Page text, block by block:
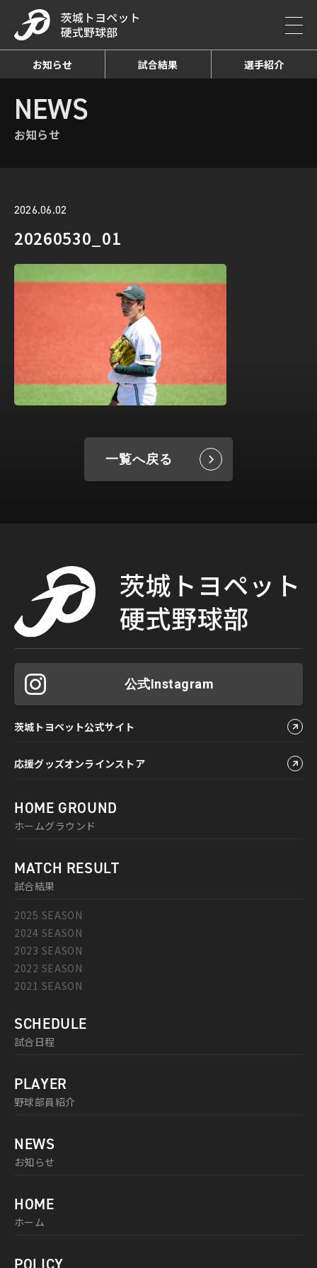
お知らせ 試合結果 選手紹介
HOME お知らせ詳細
NEWS
お知らせ
2026.06.02
20260530_01
一覧へ戻る
公式Instagram
茨城トヨペット公式サイト
応援グッズオンラインストア
HOME GROUND
ホームグラウンド
MATCH RESULT
試合結果
2025 SEASON
2024 SEASON
2023 SEASON
2022 SEASON
2021 SEASON
SCHEDULE
試合日程
PLAYER
野球部員紹介
NEWS
お知らせ
HOME
ホーム